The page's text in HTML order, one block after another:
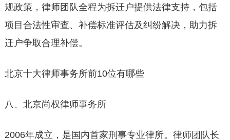
规政策，律师团队全程为拆迁户提供法律支持，包括
项目合法性审查、补偿标准评估及纠纷解决，助力拆
迁户争取合理补偿。
北京十大律师事务所前10位有哪些
八、北京尚权律师事务所
2006年成立，是国内首家刑事专业律所。律师团队长